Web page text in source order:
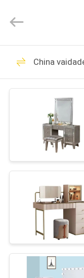
CASA
PRODUTOS
VÍDEOS
DE
QUEM
SOMOS
FÁBRICA
HOME
Furniture
All
Reserved.
de
jantar
China